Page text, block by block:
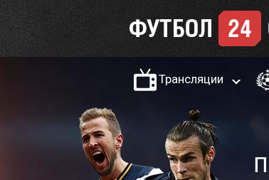
Трансляции